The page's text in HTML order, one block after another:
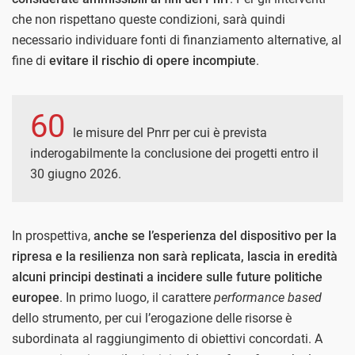
che non rispettano queste condizioni, sarà quindi
necessario individuare fonti di finanziamento alternative, al
fine di evitare il rischio di opere incompiute.
60
le misure del Pnrr per cui è prevista
inderogabilmente la conclusione dei progetti entro il
30 giugno 2026.
In prospettiva, anche se l’esperienza del dispositivo per la
ripresa e la resilienza non sarà replicata, lascia in eredità
alcuni principi destinati a incidere sulle future politiche
europee. In primo luogo, il carattere performance based
dello strumento, per cui l’erogazione delle risorse è
subordinata al raggiungimento di obiettivi concordati. A